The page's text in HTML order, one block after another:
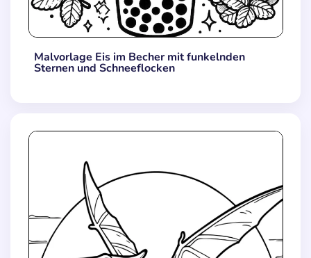
Malvorlage Eis im Becher mit funkelnden
Sternen und Schneeflocken